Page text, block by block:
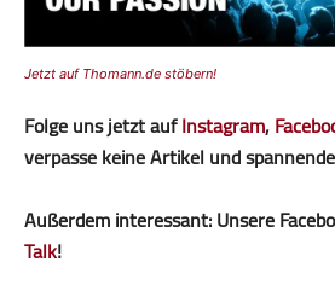
Jetzt auf Thomann.de stöbern!
Folge uns jetzt aufInstagram,
verpasse keine Artikel und
Außerdem interessant: Unsere
Talk!